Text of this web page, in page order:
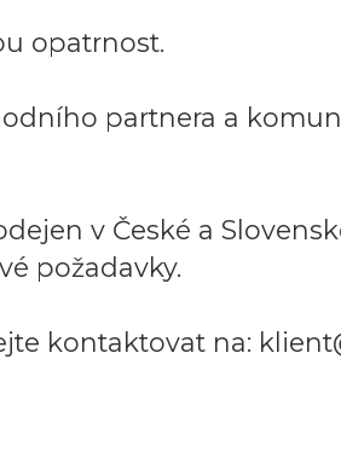
opatrnost.
partnera a
v České a
požadavky.
kontaktovat na: